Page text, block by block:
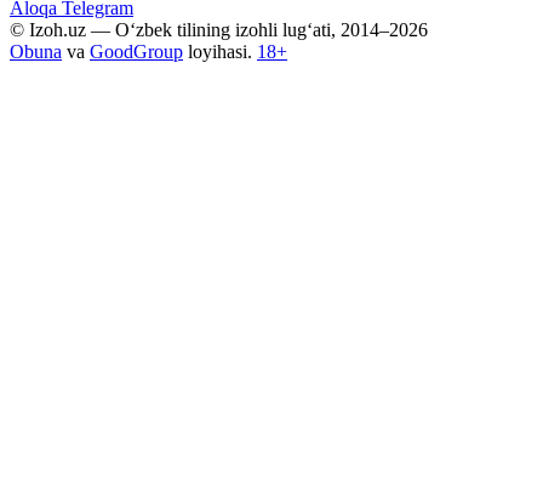
Aloqa Telegram
© Izoh.uz — O‘zbek tilining izohli lug‘ati, 2014–2026
Obuna va GoodGroup loyihasi. 18+